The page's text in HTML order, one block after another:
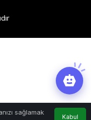
sağlamak
Kabul